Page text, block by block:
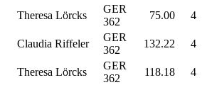
Theresa Lörcks
GER
362
75.00 4
Claudia Riffeler
GER
362
132.22 4
Theresa Lörcks
GER
362
118.18 4